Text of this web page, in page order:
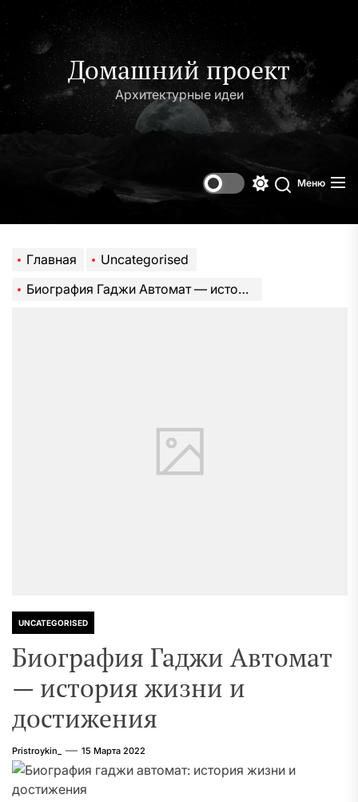
содержимому
Домашний проект
Архитектурные идеи
Поиск
Меню
Главная
Uncategorised
Биография Гаджи Автомат — история жизни и достижения
UNCATEGORISED
Биография Гаджи Автомат
— история жизни и
достижения
Pristroykin_ 15 Марта 2022